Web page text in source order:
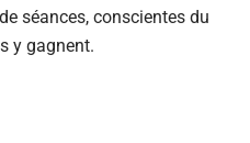
séances, conscientes du
y gagnent.